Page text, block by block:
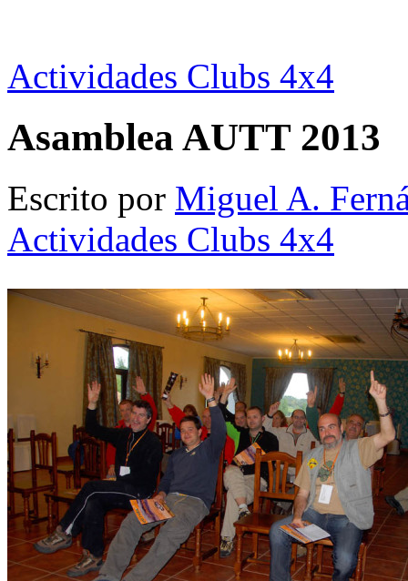
Actividades Clubs 4x4
Asamblea AUTT 2013
Escrito por Miguel A.
Actividades Clubs 4x4